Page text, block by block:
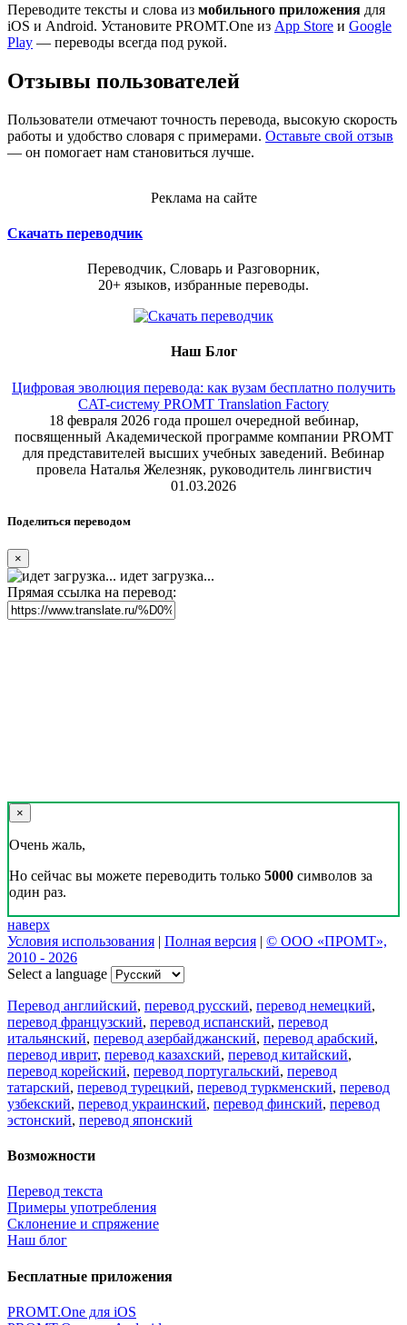
Переводите тексты и слова из мобильного приложения для
iOS и Android. Установите PROMT.One из App Store и Google
Play — переводы всегда под рукой.
Отзывы пользователей
Пользователи отмечают точность перевода, высокую скорость
работы и удобство словаря с примерами. Оставьте свой отзыв
— он помогает нам становиться лучше.
Реклама на сайте
Скачать переводчик
Переводчик, Словарь и Разговорник,
20+ языков, избранные переводы.
Наш Блог
Цифровая эволюция перевода: как вузам бесплатно получить
CAT-систему PROMT Translation Factory
18 февраля 2026 года прошел очередной вебинар,
посвященный Академической программе компании PROMT
для представителей высших учебных заведений. Вебинар
провела Наталья Железняк, руководитель лингвистич
01.03.2026
Поделиться переводом
×
идет загрузка...
Прямая ссылка на перевод:
×
Очень жаль,
Но сейчас вы можете переводить только 5000 символов за
один раз.
наверх
Условия использования | Полная версия | © ООО «ПРОМТ»,
2010 - 2026
Select a language
Перевод английский, перевод русский, перевод немецкий,
перевод французский, перевод испанский, перевод
итальянский, перевод азербайджанский, перевод арабский,
перевод иврит, перевод казахский, перевод китайский,
перевод корейский, перевод португальский, перевод
татарский, перевод турецкий, перевод туркменский, перевод
узбекский, перевод украинский, перевод финский, перевод
эстонский, перевод японский
Возможности
Перевод текста
Примеры употребления
Склонение и спряжение
Наш блог
Бесплатные приложения
PROMT.One для iOS